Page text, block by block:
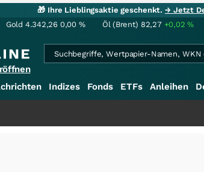
🎁 Ihre Lieblingsaktie geschenkt.→ Jetzt
Gold 4.342,26 0,00 % Öl (Brent) 82,27 +0,02%
Indizes Fonds ETFs Anleihen